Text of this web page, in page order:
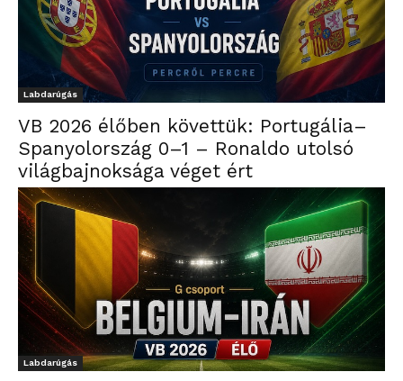
Labdarúgás
VB 2026 élőben követtük: Portugália–
Spanyolország 0–1 – Ronaldo utolsó
világbajnoksága véget ért
Labdarúgás